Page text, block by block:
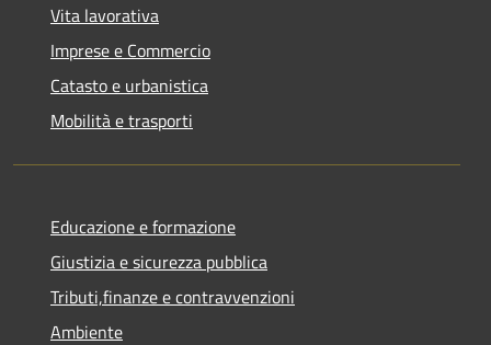
Vita lavorativa
Imprese e Commercio
Catasto e urbanistica
Mobilità e trasporti
Educazione e formazione
Giustizia e sicurezza pubblica
Tributi,finanze e contravvenzioni
Ambiente